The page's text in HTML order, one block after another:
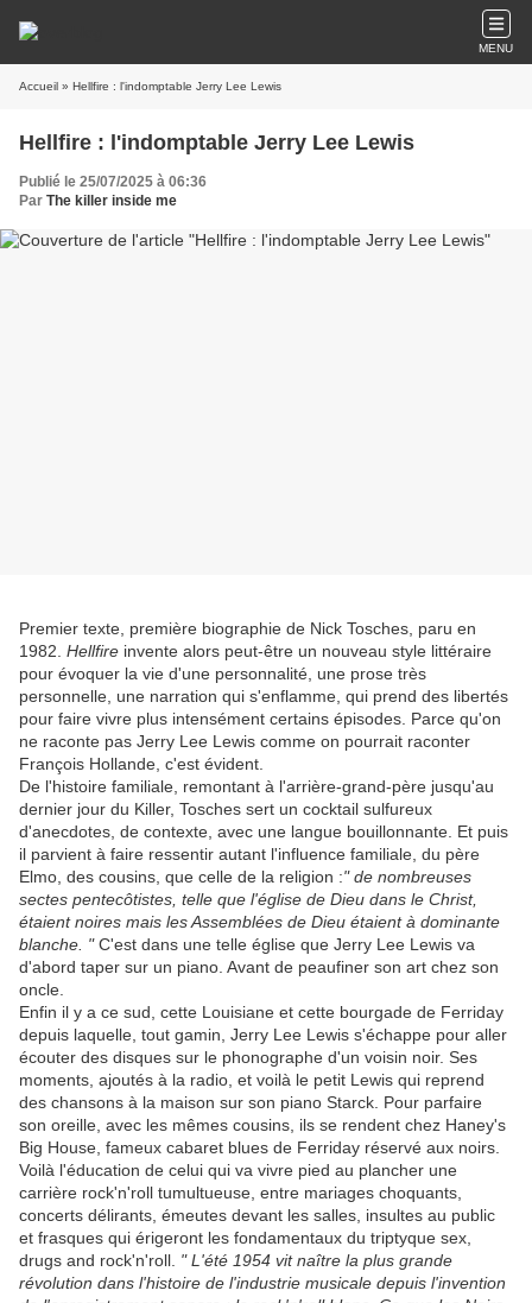
MENU
Accueil » Hellfire : l'indomptable Jerry Lee Lewis
Hellfire : l'indomptable Jerry Lee Lewis
Publié le 25/07/2025 à 06:36
Par The killer inside me
Premier texte, première biographie de Nick Tosches, paru en
1982. Hellfire invente alors peut-être un nouveau style littéraire
pour évoquer la vie d'une personnalité, une prose très
personnelle, une narration qui s'enflamme, qui prend des libertés
pour faire vivre plus intensément certains épisodes. Parce qu'on
ne raconte pas Jerry Lee Lewis comme on pourrait raconter
François Hollande, c'est évident.
De l'histoire familiale, remontant à l'arrière-grand-père jusqu'au
dernier jour du Killer, Tosches sert un cocktail sulfureux
d'anecdotes, de contexte, avec une langue bouillonnante. Et puis
il parvient à faire ressentir autant l'influence familiale, du père
Elmo, des cousins, que celle de la religion :" de nombreuses
sectes pentecôtistes, telle que l'église de Dieu dans le Christ,
étaient noires mais les Assemblées de Dieu étaient à dominante
blanche. "C'est dans une telle église que Jerry Lee Lewis va
d'abord taper sur un piano. Avant de peaufiner son art chez son
oncle.
Enfin il y a ce sud, cette Louisiane et cette bourgade de Ferriday
depuis laquelle, tout gamin, Jerry Lee Lewis s'échappe pour aller
écouter des disques sur le phonographe d'un voisin noir. Ses
moments, ajoutés à la radio, et voilà le petit Lewis qui reprend
des chansons à la maison sur son piano Starck. Pour parfaire
son oreille, avec les mêmes cousins, ils se rendent chez Haney's
Big House, fameux cabaret blues de Ferriday réservé aux noirs.
Voilà l'éducation de celui qui va vivre pied au plancher une
carrière rock'n'roll tumultueuse, entre mariages choquants,
concerts délirants, émeutes devant les salles, insultes au public
et frasques qui érigeront les fondamentaux du triptyque sex,
drugs and rock'n'roll. " L'été 1954 vit naître la plus grande
révolution dans l'histoire de l'industrie musicale depuis l'invention